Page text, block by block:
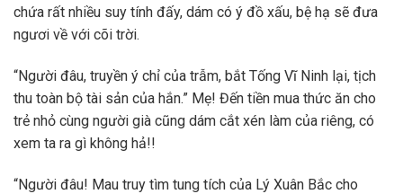
chứa rất nhiều suy tính đấy, dám có ý đồ xấu, bệ hạ sẽ đưa
ngươi về với cõi trời.
“Người đâu, truyền ý chỉ của trẫm, bắt Tống Vĩ Ninh lại, tịch
thu toàn bộ tài sản của hắn.” Mẹ! Đến tiền mua thức ăn cho
trẻ nhỏ cùng người già cũng dám cắt xén làm của riêng, có
xem ta ra gì không hả!!
“Người đâu! Mau truy tìm tung tích của Lý Xuân Bắc cho